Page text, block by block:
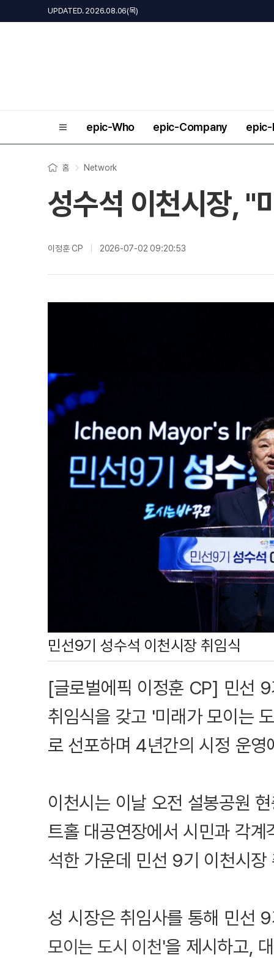
UPDATED. 2026.08.06(목)
epic-Who epic-Company
홈 Network
성수석 이천시장, "
이정훈 CP 2026-07-02 09:20:53
민선9기 성수석 이천시장 취임식
[글로벌에픽 이정훈 CP] 민선
취임식을 갖고 '미래가 모이는
로 선포하며 4년간의 시정 운영
이천시는 이날 오전 설봉공원
트홀 대공연장에서 시민과 각
석한 가운데 민선 9기 이천시장
성 시장은 취임사를 통해 민선
모이는 도시 이천'을 제시하고,